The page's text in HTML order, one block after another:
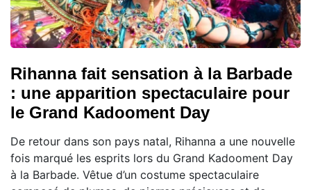
Rihanna fait sensation à la Barbade
: une apparition spectaculaire pour
le Grand Kadooment Day
De retour dans son pays natal, Rihanna a une nouvelle
fois marqué les esprits lors du Grand Kadooment Day
à la Barbade. Vêtue d’un costume spectaculaire